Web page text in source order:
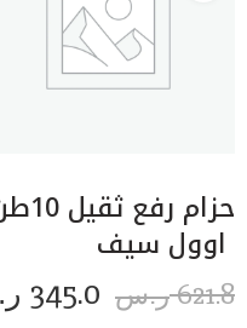
اوول سيف
621.8 ر.س 345.0